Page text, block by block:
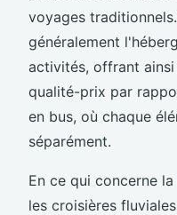
voyages
généralement
activités, offrant
qualité-prix par
en bus, où chaque
séparément.
En ce qui concerne la
les croisières